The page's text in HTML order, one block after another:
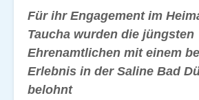
Für ihr Engagement im
Taucha wurden die jüngsten
Ehrenamtlichen mit einem
Erlebnis in der Saline Bad
belohnt